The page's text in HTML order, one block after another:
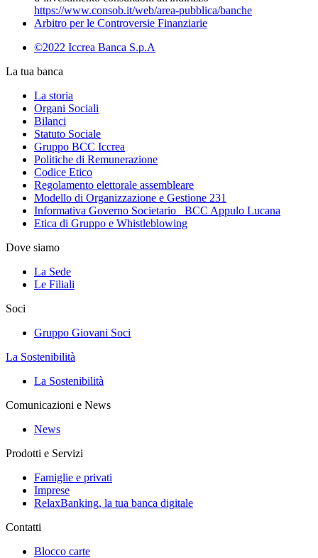
https://www.consob.it/web/area-pubblica/banche
Arbitro per le Controversie Finanziarie
©2022 Iccrea Banca S.p.A
La tua banca
La storia
Organi Sociali
Bilanci
Statuto Sociale
Gruppo BCC Iccrea
Politiche di Remunerazione
Codice Etico
Regolamento elettorale assembleare
Modello di Organizzazione e Gestione 231
Informativa Governo Societario _BCC Appulo Lucana
Etica di Gruppo e Whistleblowing
Dove siamo
La Sede
Le Filiali
Soci
Gruppo Giovani Soci
La Sostenibilità
La Sostenibilità
Comunicazioni e News
News
Prodotti e Servizi
Famiglie e privati
Imprese
RelaxBanking, la tua banca digitale
Contatti
Blocco carte